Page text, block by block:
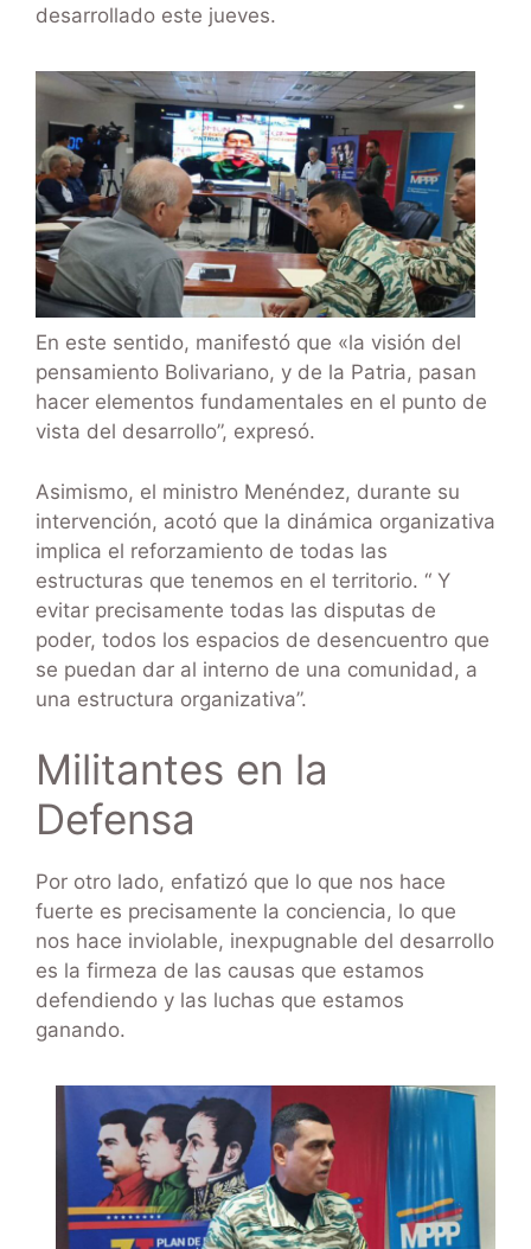
desarrollado este jueves.
En este sentido, manifestó que «la visión del
pensamiento Bolivariano, y de la Patria, pasan
hacer elementos fundamentales en el punto de
vista del desarrollo”, expresó.
Asimismo, el ministro Menéndez, durante su
intervención, acotó que la dinámica organizativa
implica el reforzamiento de todas las
estructuras que tenemos en el territorio. “ Y
evitar precisamente todas las disputas de
poder, todos los espacios de desencuentro que
se puedan dar al interno de una comunidad, a
una estructura organizativa”.
Militantes en la
Defensa
Por otro lado, enfatizó que lo que nos hace
fuerte es precisamente la conciencia, lo que
nos hace inviolable, inexpugnable del desarrollo
es la firmeza de las causas que estamos
defendiendo y las luchas que estamos
ganando.